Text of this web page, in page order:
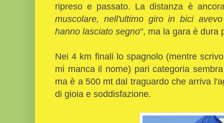
ripreso e passato. La distanza è
muscolare, nell'ultimo giro in bici
hanno lasciato segno", ma la gara è dura
Nei 4 km finali lo spagnolo (mentre
mi manca il nome) pari categoria
ma è a 500 mt dal traguardo che arriva
di gioia e soddisfazione.